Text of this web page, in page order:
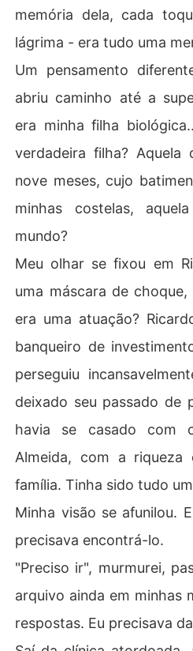
memória dela, cada
lágrima - era tudo uma
Um pensamento
abriu caminho até a
era minha filha
verdadeira filha? Aquela
nove meses, cujo
minhas costelas,
mundo?
Meu olhar se fixou em
uma máscara de
era uma atuação?
banqueiro de
perseguiu
deixado seu passado de
havia se casado com
Almeida, com a
família. Tinha sido tudo
Minha visão se afunilou.
precisava encontrá-lo.
"Preciso ir", murmurei,
arquivo ainda em minhas
respostas. Eu precisava